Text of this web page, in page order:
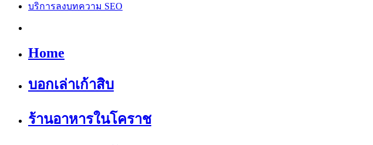
บริการลงบทความ SEO
Home
บอกเล่าเก้าสิบ
ร้านอาหารในโคราช